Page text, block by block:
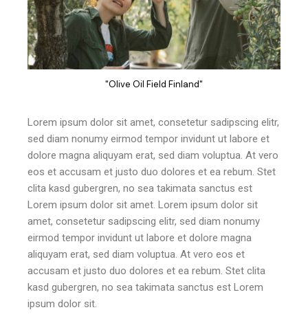
"Olive Oil Field Finland"
Lorem ipsum dolor sit amet, consetetur sadipscing elitr,
sed diam nonumy eirmod tempor invidunt ut labore et
dolore magna aliquyam erat, sed diam voluptua. At vero
eos et accusam et justo duo dolores et ea rebum. Stet
clita kasd gubergren, no sea takimata sanctus est
Lorem ipsum dolor sit amet. Lorem ipsum dolor sit
amet, consetetur sadipscing elitr, sed diam nonumy
eirmod tempor invidunt ut labore et dolore magna
aliquyam erat, sed diam voluptua. At vero eos et
accusam et justo duo dolores et ea rebum. Stet clita
kasd gubergren, no sea takimata sanctus est Lorem
ipsum dolor sit.